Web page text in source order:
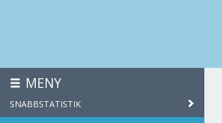
MENY
SNABBSTATISTIK